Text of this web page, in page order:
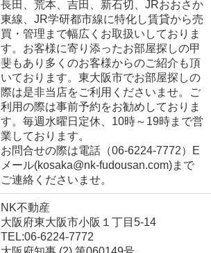
長田、荒本、吉田、新石切、JRおおさか
東線、JR学研都市線に特化し賃貸から売
買・管理まで幅広くお取扱いしておりま
す。お客様に寄り添ったお部屋探しの甲
斐もあり多くのお客様からのご紹介も頂
いております。東大阪市でお部屋探しの
際は是非当店をご利用くださいませ。ご
利用の際は事前予約をお勧めしておりま
す。毎週水曜日定休、10時～19時まで営
業しております。
お問合せの際は電話（06-6224-7772）E
メール(kosaka@nk-fudousan.com)まで
ご連絡くださいませ。
NK不動産
大阪府東大阪市小阪１丁目5-14
TEL:06-6224-7772